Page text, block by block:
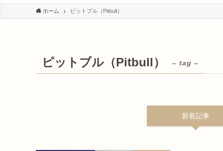
ホーム ピットブル（Pitbull）
ピットブル（Pitbull） – tag –
新着記事